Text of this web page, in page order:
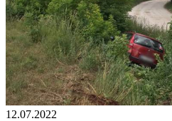
12.07.2022